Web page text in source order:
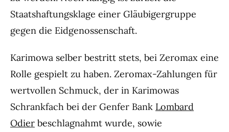
Staatshaftungsklage einer Gläubigergruppe
gegen die Eidgenossenschaft.
Karimowa selber bestritt stets, bei Zeromax eine
Rolle gespielt zu haben. Zeromax-Zahlungen für
wertvollen Schmuck, der in Karimowas
Schrankfach bei der Genfer Bank Lombard
Odier beschlagnahmt wurde, sowie